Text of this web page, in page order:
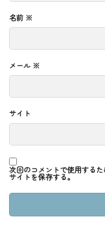
名前 ※
メール ※
サイト
次回のコメントで使用する
サイトを保存する。